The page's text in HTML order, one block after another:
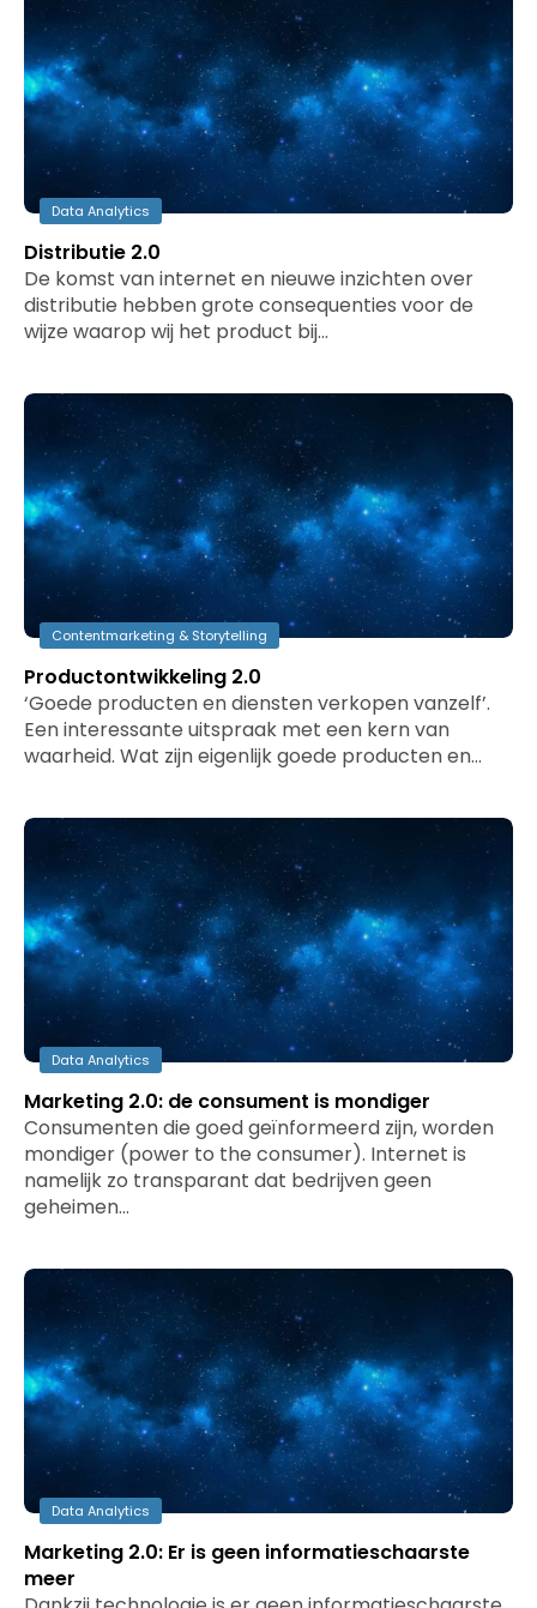
Data Analytics
Distributie 2.0
De komst van internet en nieuwe inzichten over
distributie hebben grote consequenties voor de
wijze waarop wij het product bij…
Contentmarketing & Storytelling
Productontwikkeling 2.0
‘Goede producten en diensten verkopen vanzelf’.
Een interessante uitspraak met een kern van
waarheid. Wat zijn eigenlijk goede producten en…
Data Analytics
Marketing 2.0: de consument is mondiger
Consumenten die goed geïnformeerd zijn, worden
mondiger (power to the consumer). Internet is
namelijk zo transparant dat bedrijven geen
geheimen…
Data Analytics
Marketing 2.0: Er is geen informatieschaarste
meer